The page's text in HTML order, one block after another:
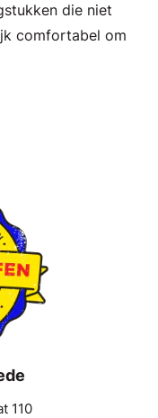
die niet
comfortabel om
110